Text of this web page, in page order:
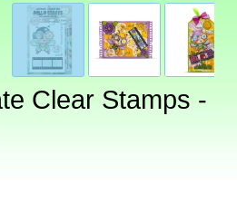
Clear Stamps -